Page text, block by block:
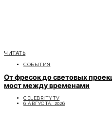
ЧИТАТЬ
СОБЫТИЯ
От фресок до световых
мост между временами
CELEBRITYTV
6 АВГУСТА, 2026